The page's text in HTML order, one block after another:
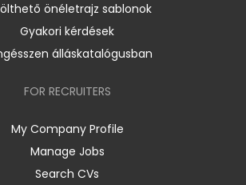
önéletrajz sablonok
Gyakori kérdések
álláskatalógusban
FOR RECRUITERS
My Company Profile
Manage Jobs
Search CVs